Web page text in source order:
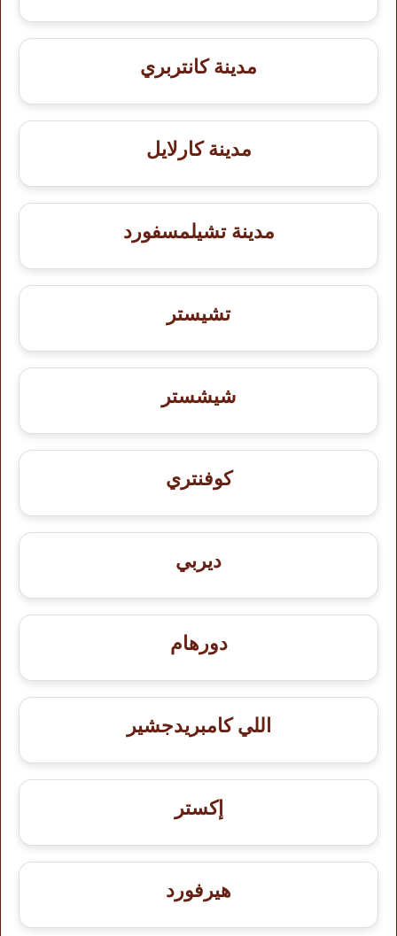
مدينة كانتربري
مدينة كارلايل
مدينة تشيلمسفورد
تشيستر
شيشستر
كوفنتري
ديربي
دورهام
اللي كامبريدجشير
إكستر
هيرفورد